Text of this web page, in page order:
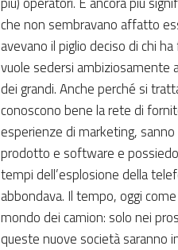
che non sembravano affatto
avevano il piglio deciso di chi
vuole sedersi ambiziosamente
dei grandi. Anche perché si
conoscono bene la rete di
esperienze di marketing,
prodotto e software e
tempi dell’esplosione della
abbondava. Il tempo, oggi
mondo dei camion: solo nei
queste nuove società saranno